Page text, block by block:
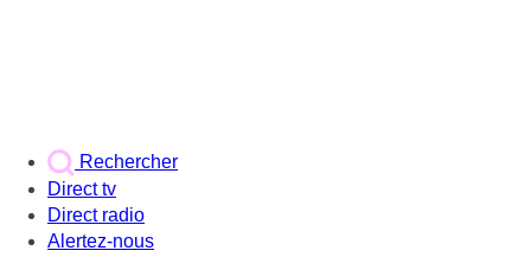
Rechercher
Direct tv
Direct radio
Alertez-nous